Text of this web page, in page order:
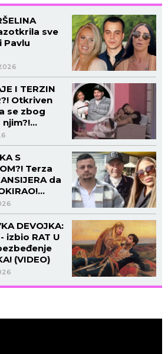
sve
Pavlu
I TERZIN
Otkriven
se zbog
njim?!
S
Terza
da
DEVOJKA:
izbio RAT U
(VIDEO)